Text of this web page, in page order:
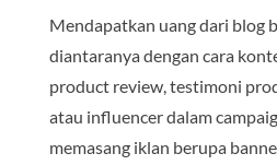
Mendapatkan uang dari blog
diantaranya dengan cara
product review, testimoni
atau influencer dalam
memasang iklan berupa